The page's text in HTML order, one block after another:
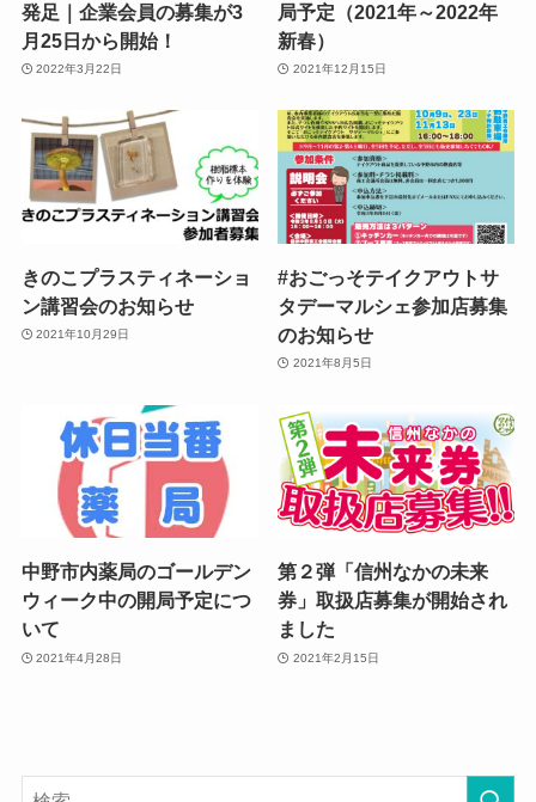
発足｜企業会員の募集が3
月25日から開始！
2022年3月22日
局予定（2021年～2022年
新春）
2021年12月15日
きのこプラスティネーショ
ン講習会のお知らせ
2021年10月29日
#おごっそテイクアウトサ
タデーマルシェ参加店募集
のお知らせ
2021年8月5日
中野市内薬局のゴールデン
ウィーク中の開局予定につ
いて
2021年4月28日
第２弾「信州なかの未来
券」取扱店募集が開始され
ました
2021年2月15日